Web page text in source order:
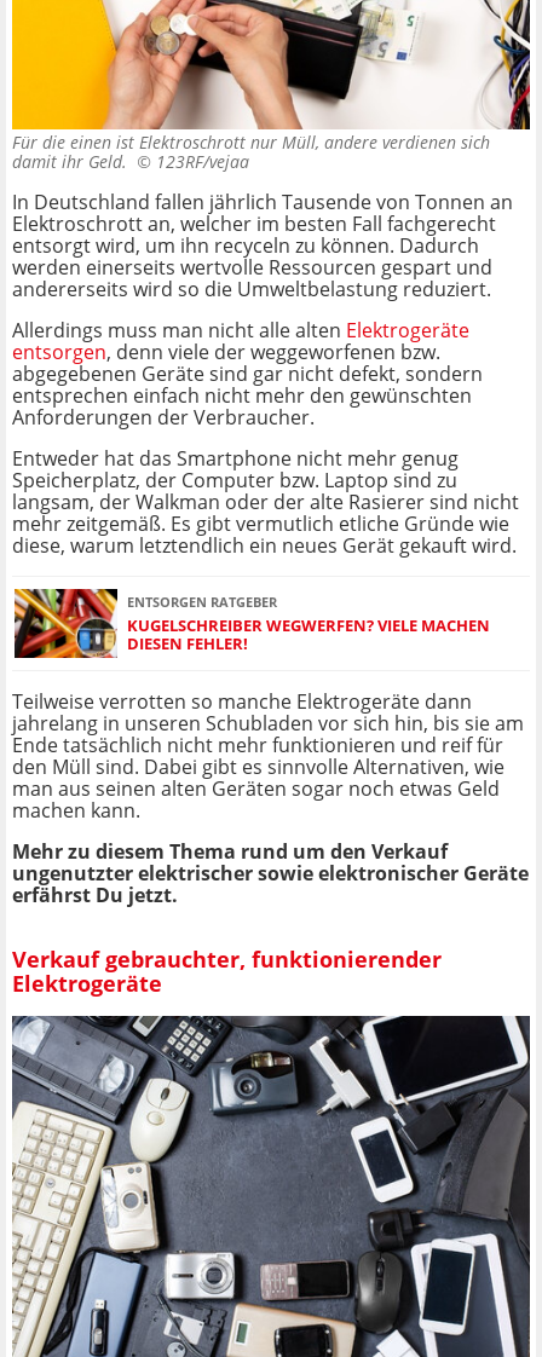
Für die einen ist Elektroschrott nur Müll, andere verdienen sich
damit ihr Geld. © 123RF/vejaa
In Deutschland fallen jährlich Tausende von Tonnen an
Elektroschrott an, welcher im besten Fall fachgerecht
entsorgt wird, um ihn recyceln zu können. Dadurch
werden einerseits wertvolle Ressourcen gespart und
andererseits wird so die Umweltbelastung reduziert.
Allerdings muss man nicht alle alten Elektrogeräte
entsorgen, denn viele der weggeworfenen bzw.
abgegebenen Geräte sind gar nicht defekt, sondern
entsprechen einfach nicht mehr den gewünschten
Anforderungen der Verbraucher.
Entweder hat das Smartphone nicht mehr genug
Speicherplatz, der Computer bzw. Laptop sind zu
langsam, der Walkman oder der alte Rasierer sind nicht
mehr zeitgemäß. Es gibt vermutlich etliche Gründe wie
diese, warum letztendlich ein neues Gerät gekauft wird.
ENTSORGEN RATGEBER
KUGELSCHREIBER WEGWERFEN? VIELE MACHEN
DIESEN FEHLER!
Teilweise verrotten so manche Elektrogeräte dann
jahrelang in unseren Schubladen vor sich hin, bis sie am
Ende tatsächlich nicht mehr funktionieren und reif für
den Müll sind. Dabei gibt es sinnvolle Alternativen, wie
man aus seinen alten Geräten sogar noch etwas Geld
machen kann.
Mehr zu diesem Thema rund um den Verkauf
ungenutzter elektrischer sowie elektronischer Geräte
erfährst Du jetzt.
Verkauf gebrauchter, funktionierender
Elektrogeräte